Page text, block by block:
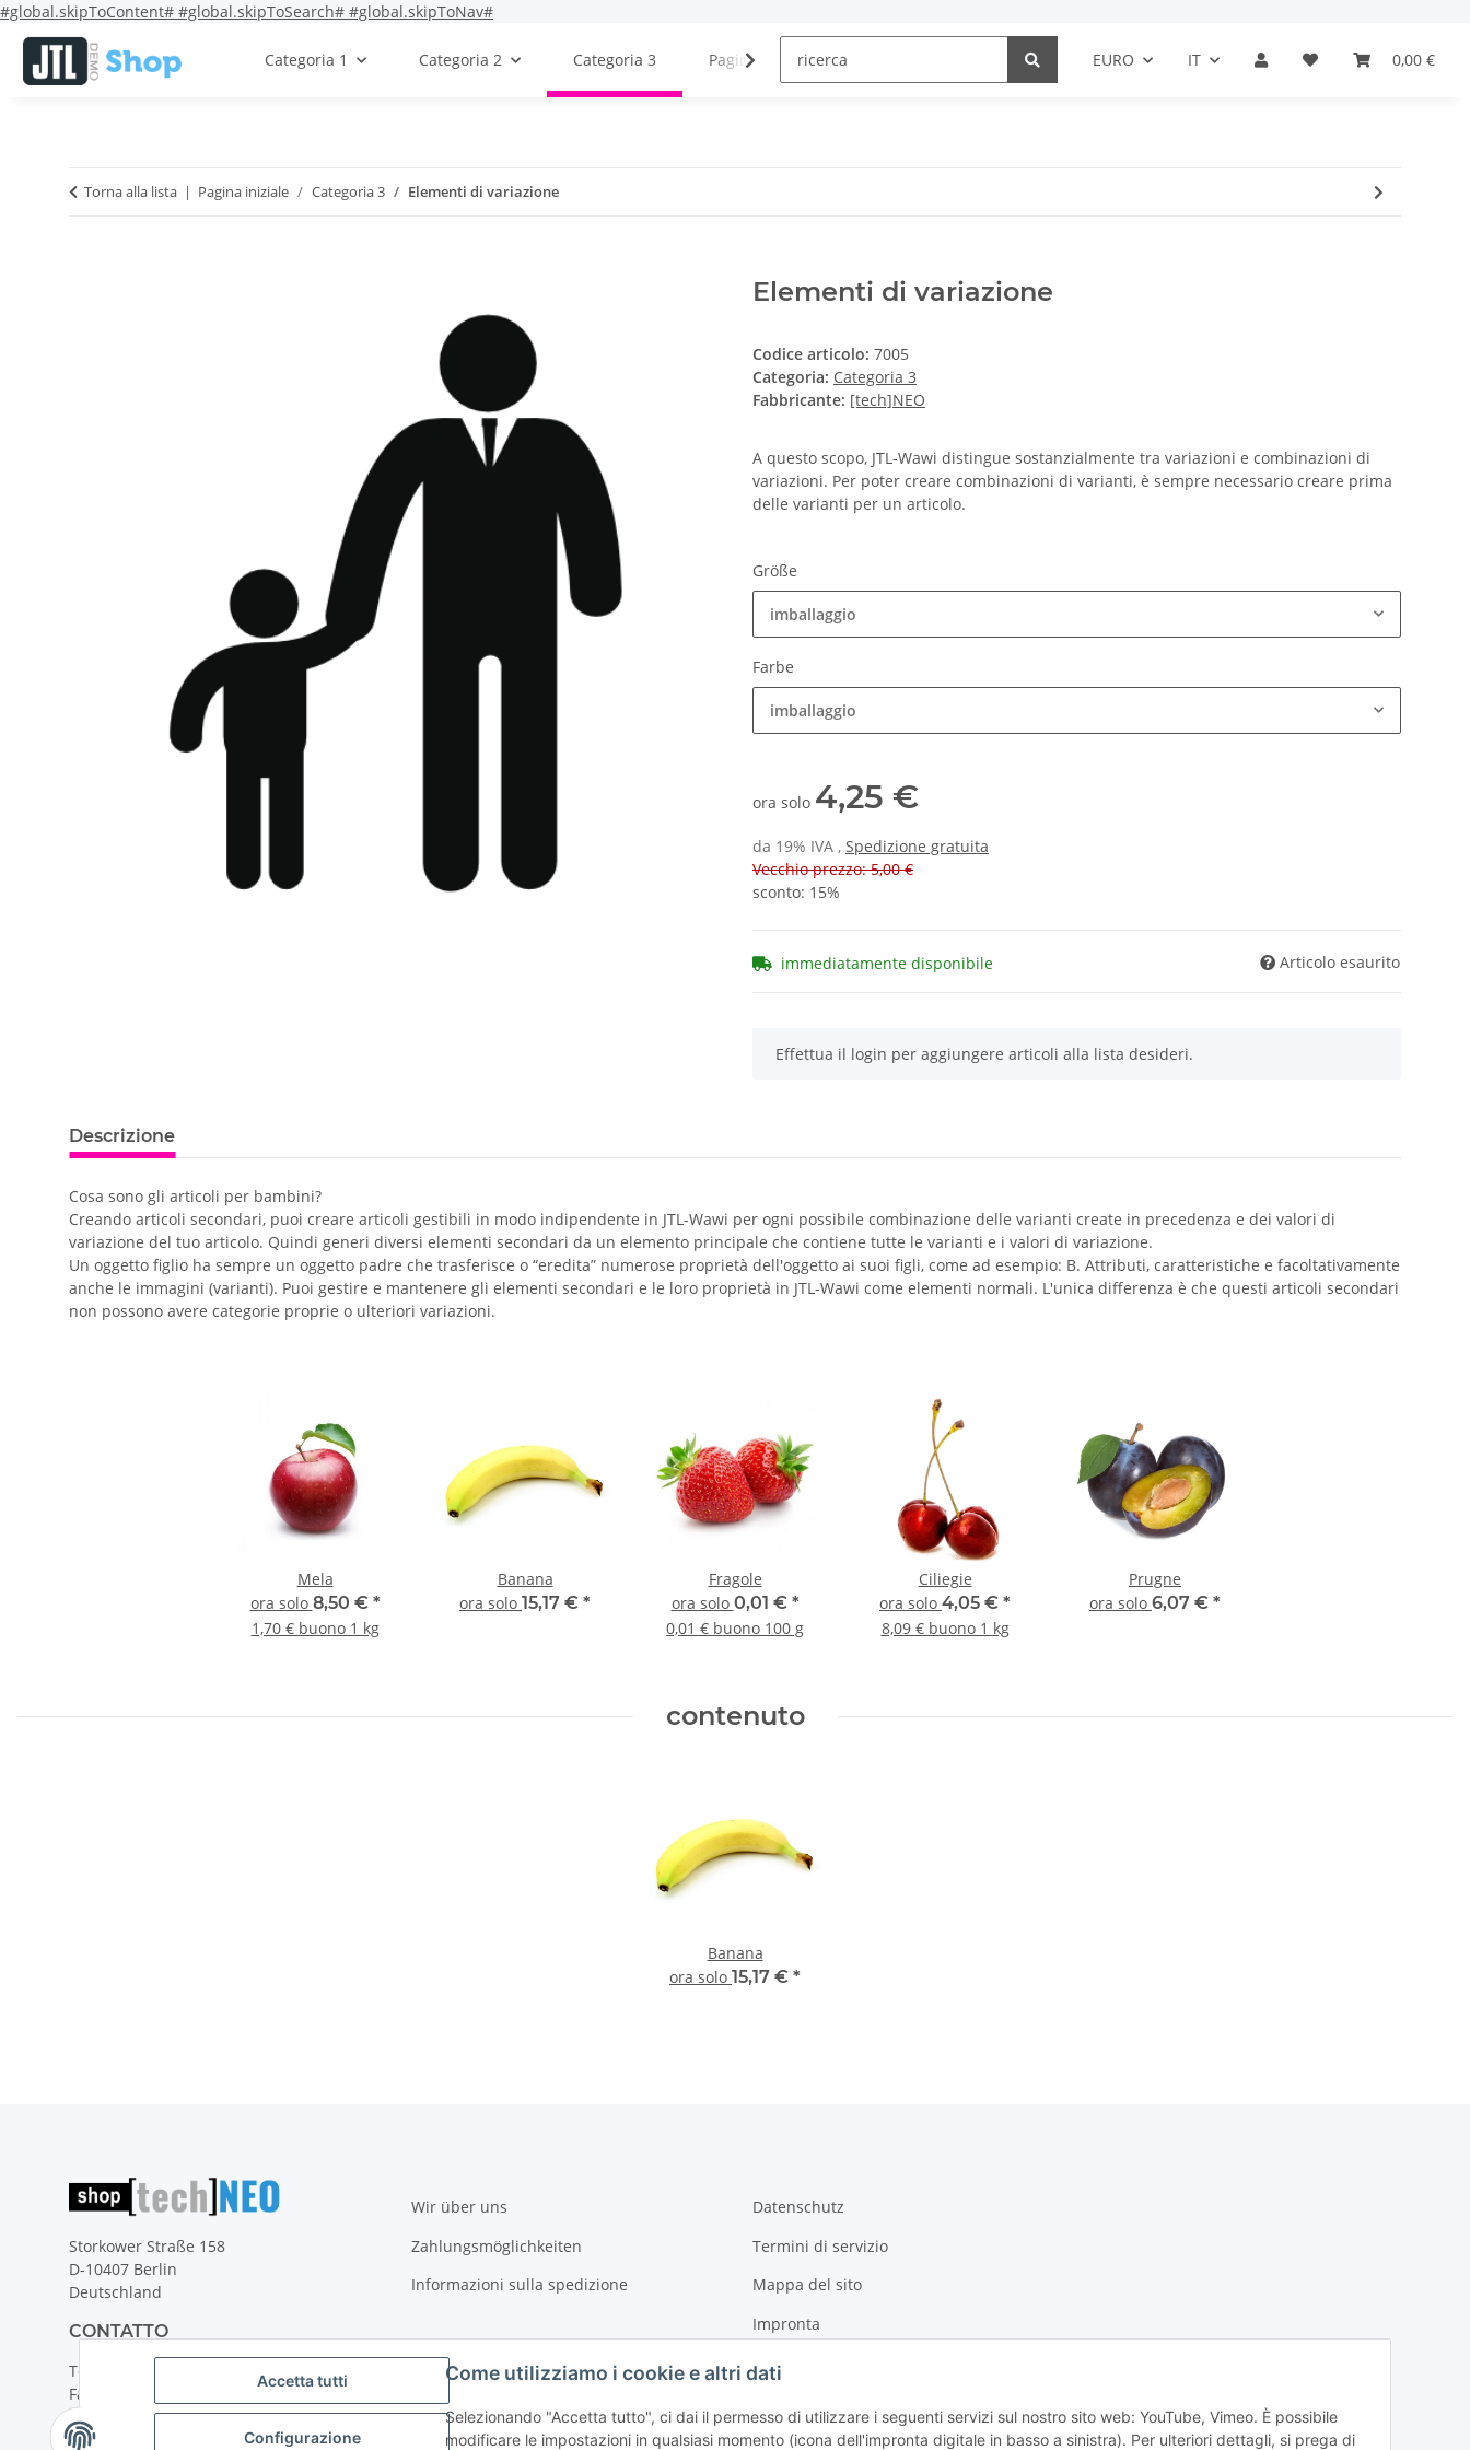
#global.skipToContent# #global.skipToSearch# #global.skipToNav#
Accetta tutti
Configurazione
Come utilizziamo i cookie e altri dati
Selezionando "Accetta tutto", ci dai il permesso di utilizzare i seguenti servizi sul nostro sito web: YouTube, Vimeo. È possibile
modificare le impostazioni in qualsiasi momento (icona dell'impronta digitale in basso a sinistra). Per ulteriori dettagli, si prega di
EURO IT 0,00 €
Categoria 1 Categoria 2 Categoria 3 Pagina di prova
Torna alla lista Pagina iniziale Categoria 3 Elementi di variazione
Elementi di variazione
Codice articolo: 7005
Categoria: Categoria 3
Fabbricante: [tech]NEO
A questo scopo, JTL-Wawi distingue sostanzialmente tra variazioni e combinazioni di
variazioni. Per poter creare combinazioni di varianti, è sempre necessario creare prima
delle varianti per un articolo.
Größe
imballaggio
Farbe
imballaggio
ora solo 4,25 €
da 19% IVA , Spedizione gratuita
Vecchio prezzo: 5,00 €
sconto: 15%
immediatamente disponibile Articolo esaurito
x
Effettua il login per aggiungere articoli alla lista desideri.
Descrizione
Cosa sono gli articoli per bambini?
Creando articoli secondari, puoi creare articoli gestibili in modo indipendente in JTL-Wawi per ogni possibile combinazione delle varianti create in precedenza e dei valori di
variazione del tuo articolo. Quindi generi diversi elementi secondari da un elemento principale che contiene tutte le varianti e i valori di variazione.
Un oggetto figlio ha sempre un oggetto padre che trasferisce o “eredita” numerose proprietà dell'oggetto ai suoi figli, come ad esempio: B. Attributi, caratteristiche e facoltativamente
anche le immagini (varianti). Puoi gestire e mantenere gli elementi secondari e le loro proprietà in JTL-Wawi come elementi normali. L'unica differenza è che questi articoli secondari
non possono avere categorie proprie o ulteriori variazioni.
Mela
ora solo 8,50 € *
1,70 € buono 1 kg
Banana
ora solo 15,17 € *
Fragole
ora solo 0,01 € *
0,01 € buono 100 g
Ciliegie
ora solo 4,05 € *
8,09 € buono 1 kg
Prugne
ora solo 6,07 € *
contenuto
Banana
ora solo 15,17 € *
Storkower Straße 158
D-10407 Berlin
Deutschland
CONTATTO
Tel:
+49 (0)30 555 70 70 – 0
Fax: +49 (0)30 555 70 70 – 99
Wir über uns
Zahlungsmöglichkeiten
Informazioni sulla spedizione
Datenschutz
Termini di servizio
Mappa del sito
Impronta
Diritto di recess